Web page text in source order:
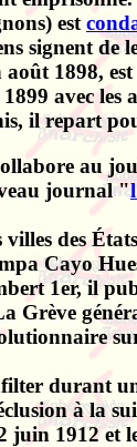
est
signent
1898,
avec
il repart
au
journal "
des
Cayo
1er, il
Grève
durant
à la
juin 1912